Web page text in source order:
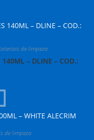
de limpeza
140ML – DLINE – COD.:
de limpeza